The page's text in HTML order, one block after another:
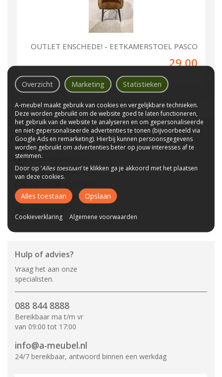
OUTLET ENSCHEDE! - EETKAMERSTOEL PASCO
29,00
WaaromA-meubel?
Laagste prijs van NL
Gratis parkeerplaats
Bezorgen bij u thuis
Tot 10 jaar garantie
Hulp of advies?
Vraag het aan onze
specialisten.
088 844 8888
Bereikbaar ma t/m vr
van 09:00 tot 17:00
info@a-meubel.nl
24/7 bereikbaar, antwoord binnen een werkdag
Overzicht Marketing Statistieken
A-meubel maakt gebruik van cookies en vergelijkbare technieken.
Deze worden gebruikt om de website goed te laten functioneren,
het gebruik van de website te analyseren en om gepersonaliseerde
en niet-gepersonaliseerde advertenties te tonen (bijvoorbeeld via
Google Ads en remarketing). Hierbij kunnen persoonsgegevens
worden gebruikt om advertenties beter op jouw interesses af te
stemmen.
Door op ‘Alles toestaan’ te klikken ga je akkoord met het plaatsen
van deze cookies.
Alles toestaan Opslaan
Cookieverklaring Algemene voorwaarden